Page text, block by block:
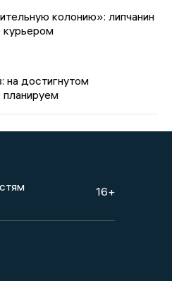
колонию»: липчанин
курьером
на достигнутом
планируем
16+